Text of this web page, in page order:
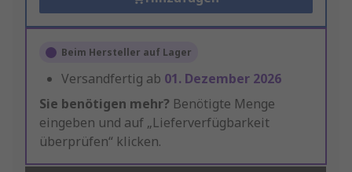
Beim Hersteller auf Lager
Versandfertig ab 01. Dezember 2026
Sie benötigen mehr? Benötigte Menge
eingeben und auf „Lieferverfügbarkeit
überprüfen“ klicken.